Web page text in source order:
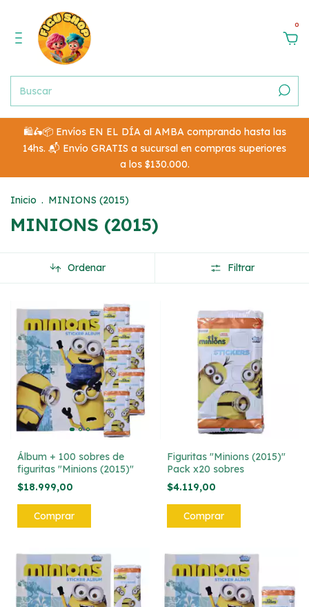
0
🛍️🛵📦 Envíos EN EL DÍA al AMBA comprando hasta las
14hs. 📬 Envío GRATIS a sucursal en compras superiores
a los $130.000.
Inicio . MINIONS (2015)
MINIONS (2015)
Ordenar Filtrar
Álbum + 100 sobres de
figuritas "Minions (2015)"
$18.999,00
Figuritas "Minions (2015)"
Pack x20 sobres
$4.119,00